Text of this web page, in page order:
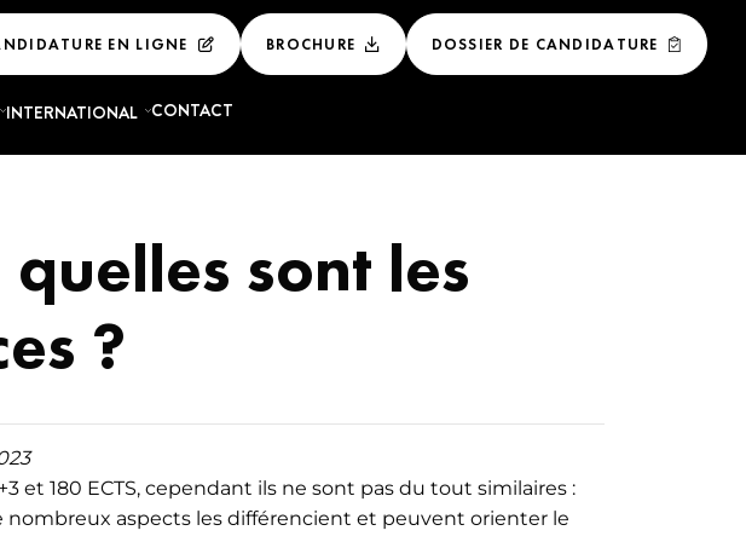
quelles sont les
?
180 ECTS, cependant ils ne sont pas du tout similaires :
aspects les différencient et peuvent orienter le
EN LIGNE BROCHURE DOSSIER DE CANDIDATURE
DU LUXE
COMMERCE INTERNATIONAL DU LUXE
ET TOURISME DE LUXE
DANS LE LUXE
COMMUNICATION ET ÉVÉNEMENTIEL DU
INTERNATIONAL CONTACT